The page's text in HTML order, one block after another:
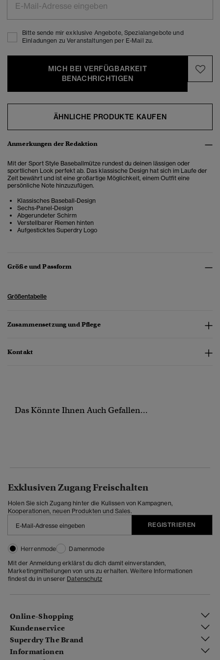
Bitte sende mir exklusive Angebote, Spezialangebote und
Einladungen zu Veranstaltungen per E-Mail zu.
MICH BEI VERFÜGBARKEIT
BENACHRICHTIGEN
ÄHNLICHE PRODUKTE KAUFEN
Anmerkungen der Redaktion
Mit der Sport Style Baseballmütze rundest du deinen lässigen oder
sportlichen Look perfekt ab. Das klassische Design hat sich im Laufe der
Zeit bewährt und ist eine großartige Möglichkeit, einem Outfit eine
persönliche Note hinzuzufügen.
Klassisches Baseball-Design
Sechs-Panel-Design
Abgerundeter Schirm
Verstellbarer Riemen hinten
Aufgesticktes Superdry Logo
Größe und Passform
Größentabelle
Zusammensetzung und Pflege
Kontakt
Das Könnte Ihnen Auch Gefallen...
Exklusiven Zugang Freischalten
Holen Sie sich Zugang hinter die Kulissen von Kampagnen,
Kooperationen, neuen Produkten und Sales.
REGISTRIEREN
Herrenmode
Damenmode
Mit der Anmeldung erklärst du dich damit einverstanden,
Marketingmitteilungen von uns zu erhalten. Weitere Informationen
findest du in unserer Datenschutz
Online-Shopping
Kundenservice
Superdry The Brand
Informationen